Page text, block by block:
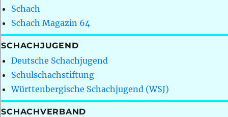
Schach
Schach Magazin 64
SCHACHJUGEND
Deutsche Schachjugend
Schulschachstiftung
Württenbergische Schachjugend (WSJ)
SCHACHVERBAND